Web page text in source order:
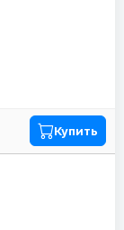
Купить